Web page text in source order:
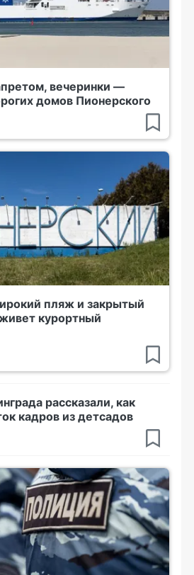
вечеринки —
домов Пионерского
пляж и закрытый
курортный
рассказали, как
кадров из детсадов